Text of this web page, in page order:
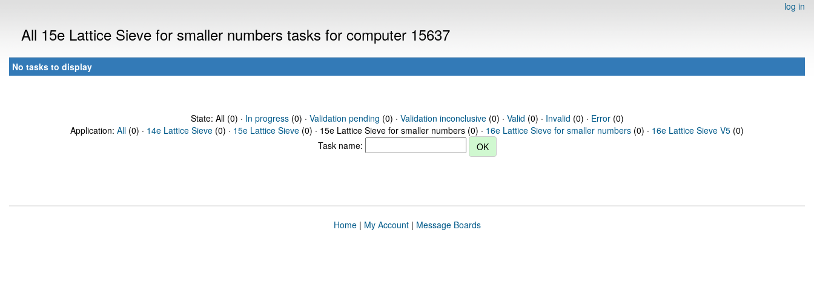
log in
All 15e Lattice Sieve for smaller numbers tasks for computer 15637
No tasks to display
State: All (0) · In progress(0) · Validation pending (0) · Validation inconclusive(0) · Valid (0) · Invalid (0) · Error(0)
Application: All (0) · 14e Lattice Sieve (0) · 15e Lattice Sieve (0) · 15e Lattice Sieve for smaller numbers (0) · 16e Lattice Sieve for smaller numbers (0) · 16e Lattice Sieve V5 (0)
Task name:
Home| My Account| Message Boards